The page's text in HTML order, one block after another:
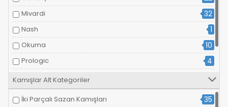
Mivardi 32
Nash 1
Okuma 10
Prologic 4
Ron Thomson 2
Shimano 12
Kamışlar Alt Kategoriler
İki Parçalı Sazan Kamışları
35